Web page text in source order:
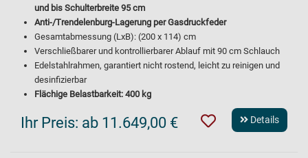
und bis Schulterbreite 95 cm
Anti-/Trendelenburg-Lagerung per Gasdruckfeder
Gesamtabmessung (LxB): (200 x 114) cm
Verschließbarer und kontrollierbarer Ablauf mit 90 cm Schlauch
Edelstahlrahmen, garantiert nicht rostend, leicht zu reinigen und
desinfizierbar
Flächige Belastbarkeit: 400 kg
Ihr Preis: ab 11.649,00 € Details